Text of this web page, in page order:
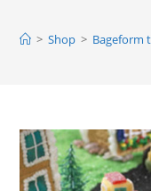
> Shop > Bageform